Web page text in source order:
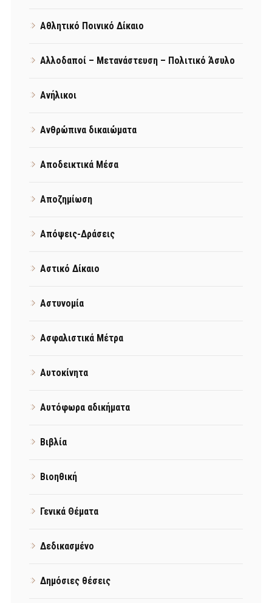
Αθλητικό Ποινικό Δίκαιο
Αλλοδαποί – Μετανάστευση – Πολιτικό Άσυλο
Ανήλικοι
Ανθρώπινα δικαιώματα
Αποδεικτικά Μέσα
Αποζημίωση
Απόψεις-Δράσεις
Αστικό Δίκαιο
Αστυνομία
Ασφαλιστικά Μέτρα
Αυτοκίνητα
Αυτόφωρα αδικήματα
Βιβλία
Βιοηθική
Γενικά Θέματα
Δεδικασμένο
Δημόσιες θέσεις